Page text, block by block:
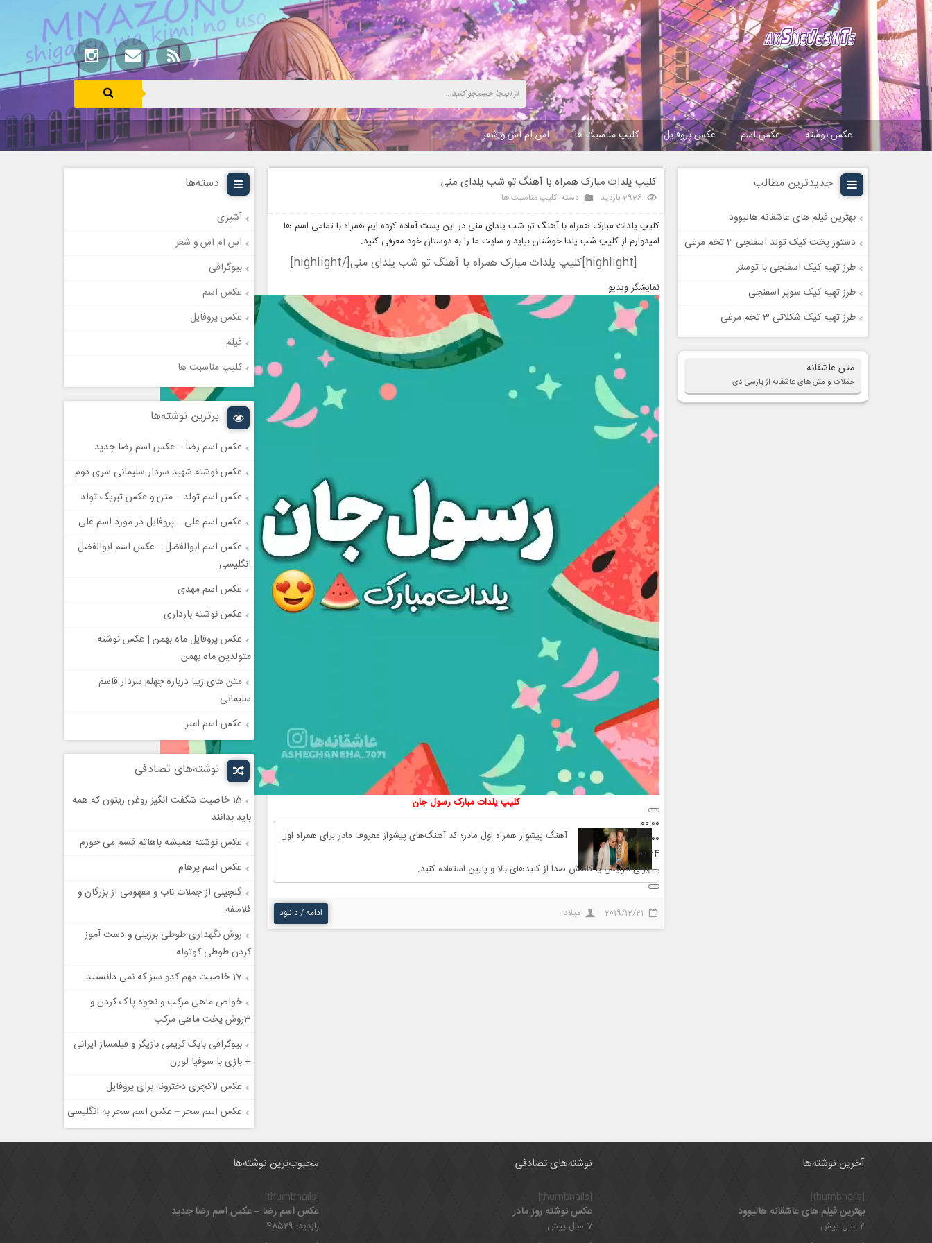
عکس نوشته عکس اسم عکس پروفایل کلیپ مناسبت ها اس ام اس و شعر
جدیدترین مطالب
بهترین فیلم های عاشقانه هالیوود
دستور پخت کیک تولد اسفنجی ۳ تخم مرغی
طرز تهیه کیک اسفنجی با توستر
طرز تهیه کیک سوپر اسفنجی
طرز تهیه کیک شکلاتی 3 تخم مرغی
متن عاشقانه
جملات و متن های عاشقانه از پارسی دی
کلیپ‌ یلدات مبارک همراه با آهنگ تو شب یلدای منی
2926 بازدید دسته: کلیپ مناسبت ها
کلیپ‌ یلدات مبارک همراه با آهنگ تو شب یلدای منی در این پست آماده کرده ایم همراه با تمامی اسم ها
امیدوارم از کلیپ شب یلدا خوشتان بیاید و سایت ما را به دوستان خود معرفی کنید.
[highlight]کلیپ‌ یلدات مبارک همراه با آهنگ تو شب یلدای منی[/highlight]
نمایشگر ویدیو
00:00
00:00
00:24
برای افزایش یا کاهش صدا از کلیدهای بالا و پایین استفاده کنید.
کلیپ‌ یلدات مبارک رسول جان
آهنگ پیشواز همراه اول مادر؛ کد آهنگ‌های پیشواز معروف مادر برای همراه اول
2019/12/21 میلاد ادامه / دانلود
دسته‌ها
آشپزی
اس ام اس و شعر
بیوگرافی
عکس اسم
عکس پروفایل
فیلم
کلیپ مناسبت ها
برترین نوشته‌ها
عکس اسم رضا – عکس اسم رضا جدید
عکس نوشته شهید سردار سلیمانی سری دوم
عکس اسم تولد – متن و عکس تبریک تولد
عکس اسم علی – پروفایل در مورد اسم علی
عکس اسم ابوالفضل – عکس اسم ابوالفضل
انگلیسی
عکس اسم مهدی
عکس نوشته بارداری
عکس پروفایل ماه بهمن | عکس نوشته
متولدین ماه بهمن
متن های زیبا درباره چهلم سردار قاسم
سلیمانی
عکس اسم امیر
نوشته‌های تصادفی
15 خاصیت شگفت انگیز روغن زیتون که همه
باید بدانند
عکس نوشته همیشه باهاتم قسم می خورم
عکس اسم پرهام
گلچینی از جملات ناب و مفهومی از بزرگان و
فلاسفه
روش نگهداری طوطی برزیلی و دست آموز
کردن طوطی کوتوله
17 خاصیت مهم کدو سبز که نمی دانستید
خواص ماهی مرکب و نحوه پاک کردن و
3روش پخت ماهی مرکب
بیوگرافی بابک کریمی بازیگر و فیلمساز ایرانی
+ بازی با سوفیا لورن
عکس لاکچری دخترونه برای پروفایل
عکس اسم سحر – عکس اسم سحر به انگلیسی
آخرین نوشته‌ها
بهترین فیلم های عاشقانه هالیوود
2 سال پیش
نوشته‌های تصادفی
[thumbnails]
عکس نوشته روز مادر
7 سال پیش
محبوب‌ترین نوشته‌ها
[thumbnails]
عکس اسم رضا – عکس اسم رضا جدید
بازدید: 48529